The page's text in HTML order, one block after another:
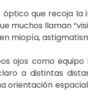
que recoja la
muchos llaman
miopía,
ojos como
a distintas
orientación